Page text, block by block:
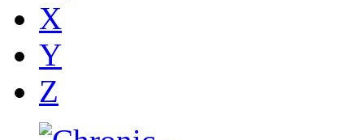
X
Y
Z